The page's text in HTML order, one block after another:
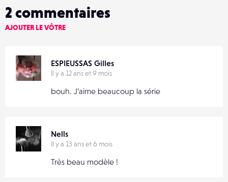
2 commentaires
AJOUTER LE VÔTRE
ESPIEUSSAS Gilles
Il y a 12 ans et 9 mois
bouh. J’aime beaucoup la série
Nells
Il y a 13 ans et 6 mois
Très beau modèle !